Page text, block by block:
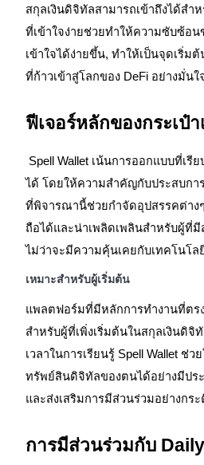
เพลิดเพลินกับการแบ่งปันผล
สกุลเงินดิจิทัลสามารถเข้าถึงได้ส
ที่เข้าใจง่ายช่วยทำให้ความซับซ้อ
เข้าใจได้ง่ายขึ้น, ทำให้เป็นจุดเริ่ม
ที่ก้าวเข้าสู่โลกของ DeFi อย่างมั่นใ
ฟีเจอร์หลักของกระเป๋า
Spell Wallet เน้นการออกแบบที่เรี
ได้ โดยให้ความสำคัญกับประสบก
ที่พิจารณานี้ช่วยกำจัดอุปสรรคต่าง
ถือได้และน่าเพลิดเพลินสำหรับผู้ที่
ไม่ว่าจะมีความคุ้นเคยกับเทคโนโล
เหมาะสำหรับผู้เริ่มต้น
แพลตฟอร์มที่มีหลักการทำงานที่ตร
สำหรับผู้ที่เพิ่งเริ่มต้นในสกุลเงินดิจิ
เวลาในการเรียนรู้ Spell Wallet ช่
ทรัพย์สินดิจิทัลของตนได้อย่างมีปร
และส่งเสริมการมีส่วนร่วมอย่างกร
การมีส่วนร่วมกับ